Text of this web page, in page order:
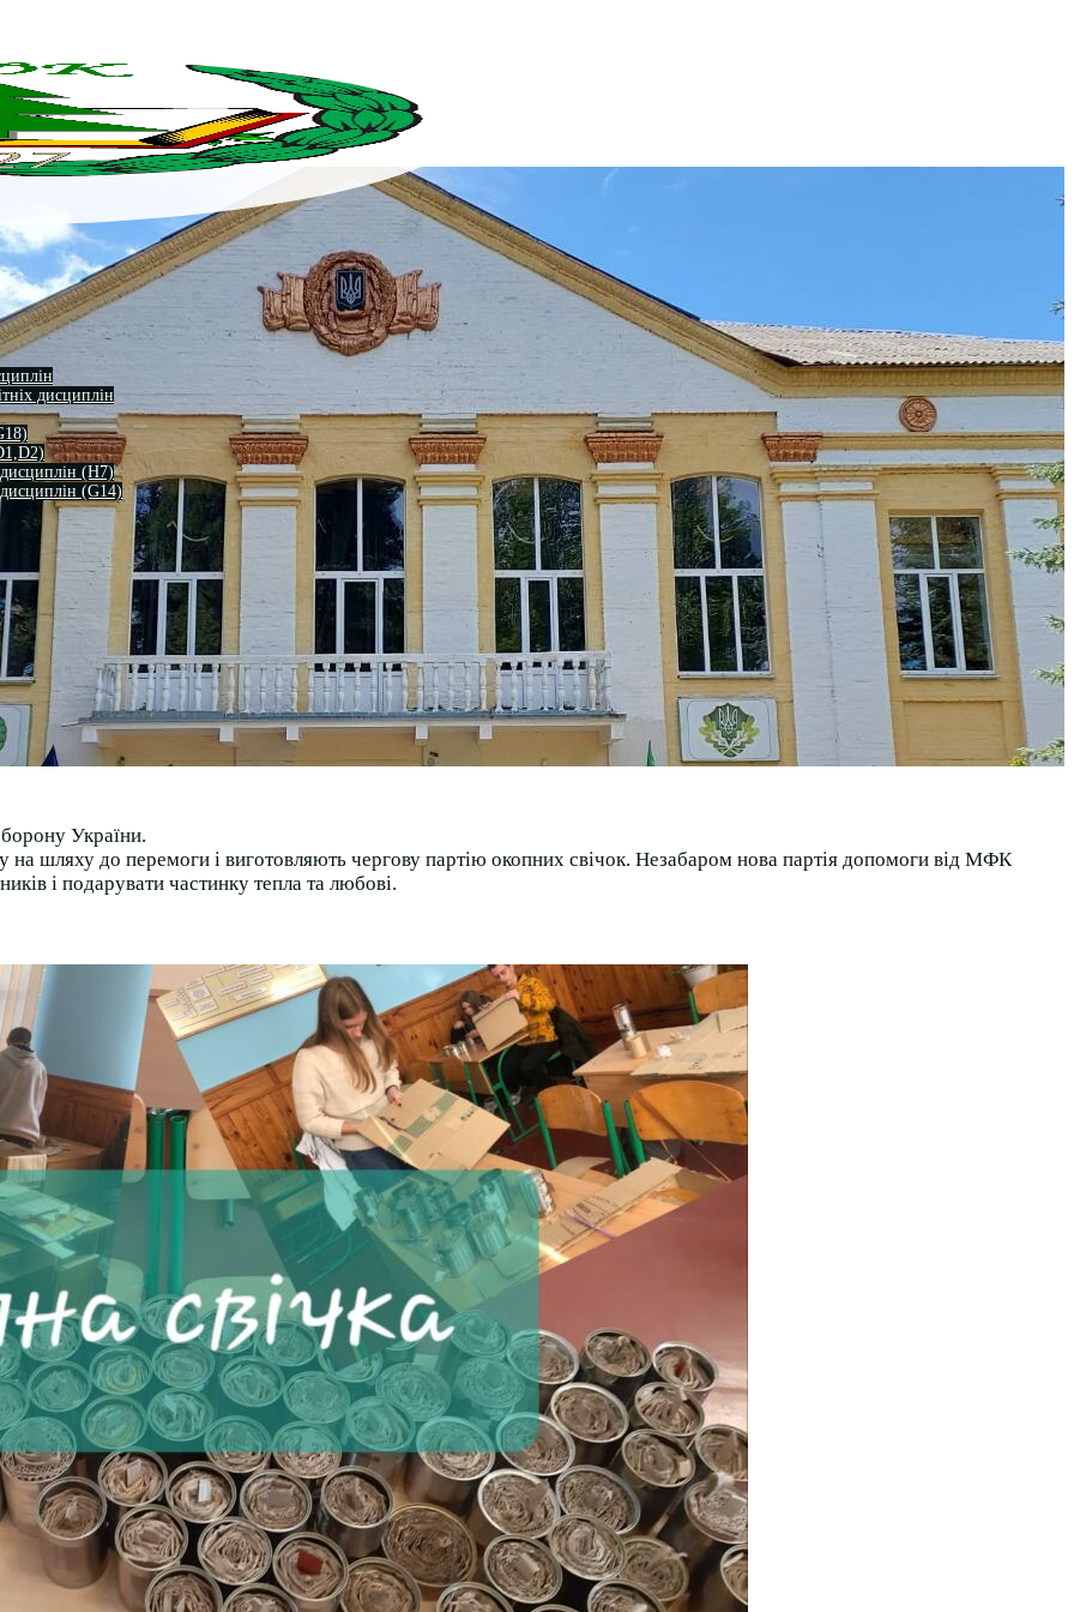
дисциплін
(H7)
(G14)
України.
шляху до перемоги і виготовляють чергову партію окопних свічок. Незабаром нова партія допомоги від МФК
і подарувати частинку тепла та любові.